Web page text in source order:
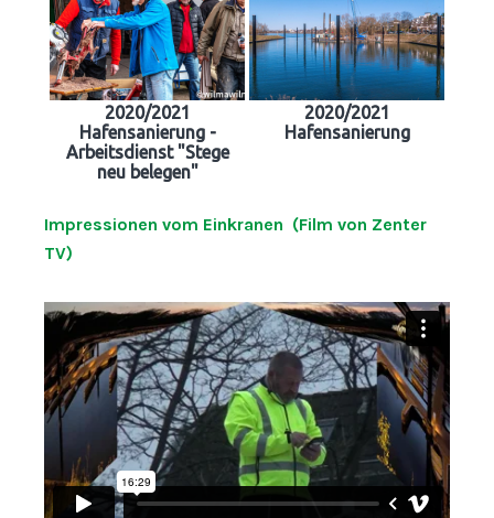
2020/2021
Hafensanierung -
Arbeitsdienst "Stege
neu belegen"
2020/2021
Hafensanierung
Impressionen vom Einkranen (Film von Zenter
TV)